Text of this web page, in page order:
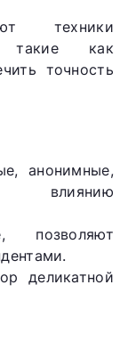
техники
такие как
точность
анонимные,
влиянию
позволяют
деликатной